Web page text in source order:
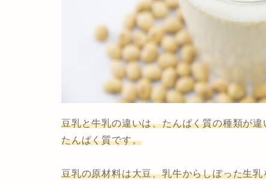
豆乳と牛乳の違いは、たんぱく質の種類が
たんぱく質です。
豆乳の原材料は大豆、乳牛からしぼった生